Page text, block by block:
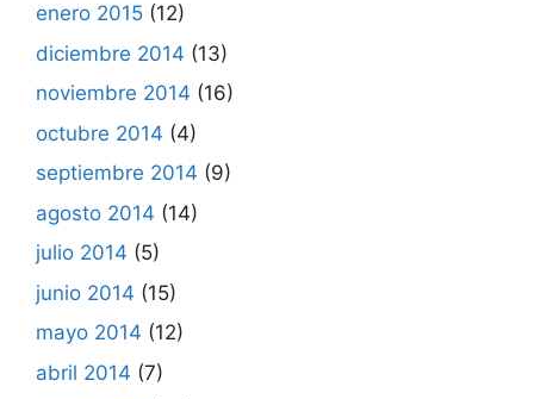
enero 2015 (12)
diciembre 2014 (13)
noviembre 2014 (16)
octubre 2014 (4)
septiembre 2014 (9)
agosto 2014 (14)
julio 2014 (5)
junio 2014 (15)
mayo 2014 (12)
abril 2014 (7)